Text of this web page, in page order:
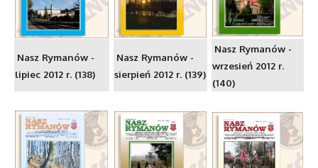
Nasz Rymanów -
lipiec 2012 r. (138)
Nasz Rymanów -
sierpień 2012 r. (139)
Nasz Rymanów -
wrzesień 2012 r.
(140)